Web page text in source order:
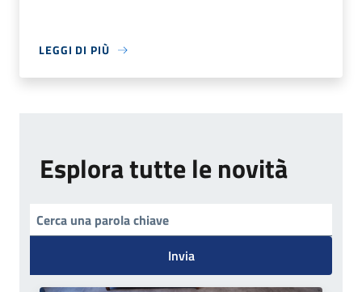
LEGGI DI PIÙ
Esplora tutte le novità
Invia